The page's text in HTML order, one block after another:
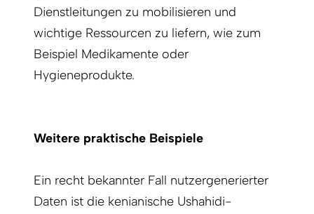
Dienstleitungen zu mobilisieren und
wichtige Ressourcen zu liefern, wie zum
Beispiel Medikamente oder
Hygieneprodukte.
Weitere praktische Beispiele
Ein recht bekannter Fall nutzergenerierter
Daten ist die kenianische Ushahidi-